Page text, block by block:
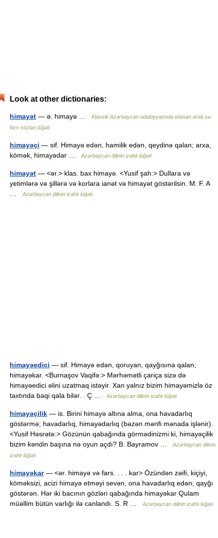
Look at other dictionaries:
himayət — ə. himayə …
Klassik Azərbaycan ədəbiyyatında islənən ərəb və
fars sözləri lüğəti
himayəçi — sif. Himayə edən, hamilik edən, qeydinə qalan; arxa,
kömək, himayədar …
Azərbaycan dilinin izahlı lüğəti
himayət — <ər.> klas. bax himayə. <Yusif şah:> Dullara və
yetimlərə və şillərə və korlara ianət və himayət göstərilsin. M. F. A
Azərbaycan dilinin izahlı lüğəti
himayəedici — sif. Himayə edən, qoruyan, qayğısına qalan;
himayəkar. <Burnaşov Vaqifə:> Mərhəmətli çariça sizə də
himayəedici əlini uzatmaq istəyir. Xan yalnız bizim himayəmizlə öz
taxtında baqi qala bilər. . Ç …
Azərbaycan dilinin izahlı lüğəti
himayəçilik — is. Birini himayə altına alma, ona havadarlıq
göstərmə; havadarlıq, himayədarlıq (bəzən mənfi mənada işlənir).
<Yusif Həsrətə:> Gözünün qabağında görmədinizmi ki, himayəçilik
bizim kəndin başına nə oyun açdı? B. Bayramov …
Azərbaycan dilinin
izahlı lüğəti
himayəkar— <ər. himayə və fars. . . . kar> Özündən zəifi, kiçiyi,
köməksizi, acizi himayə etməyi sevən, ona havadarlıq edən, qayğı
göstərən. Hər iki bacının gözləri qabağında himayəkar Qulam
müəllim bütün varlığı ilə canlandı. S. R …
Azərbaycan dilinin izahlı lüğəti